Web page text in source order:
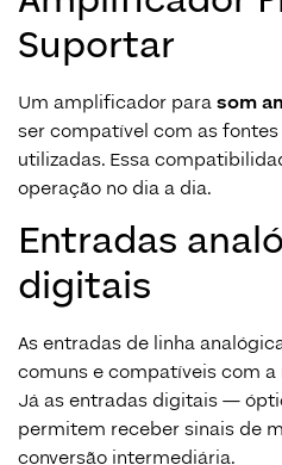
Suportar
Um amplificador parasom
ser compatível com as
utilizadas. Essa
operação no dia a dia.
Entradas
digitais
As entradas de linha
comuns e compatíveis com
Já as entradas digitais —
permitem receber sinais de
conversão intermediária.